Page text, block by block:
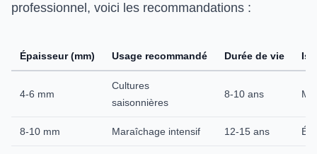
professionnel, voici les recommandations :
Épaisseur (mm) Usage recommandé Durée de vie
4-6 mm
Cultures
saisonnières
8-10 ans
8-10 mm Maraîchage intensif 12-15 ans